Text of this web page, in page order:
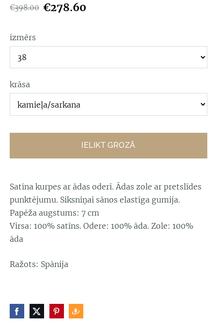
€398.00 €278.60
izmērs
krāsa
IELIKT GROZĀ
Satīna kurpes ar ādas oderi. Ādas zole ar pretslīdes
punktējumu. Siksniņai sānos elastīga gumija.
Papēža augstums: 7 cm
Virsa: 100% satīns. Odere: 100% āda. Zole: 100%
āda
Ražots: Spānija